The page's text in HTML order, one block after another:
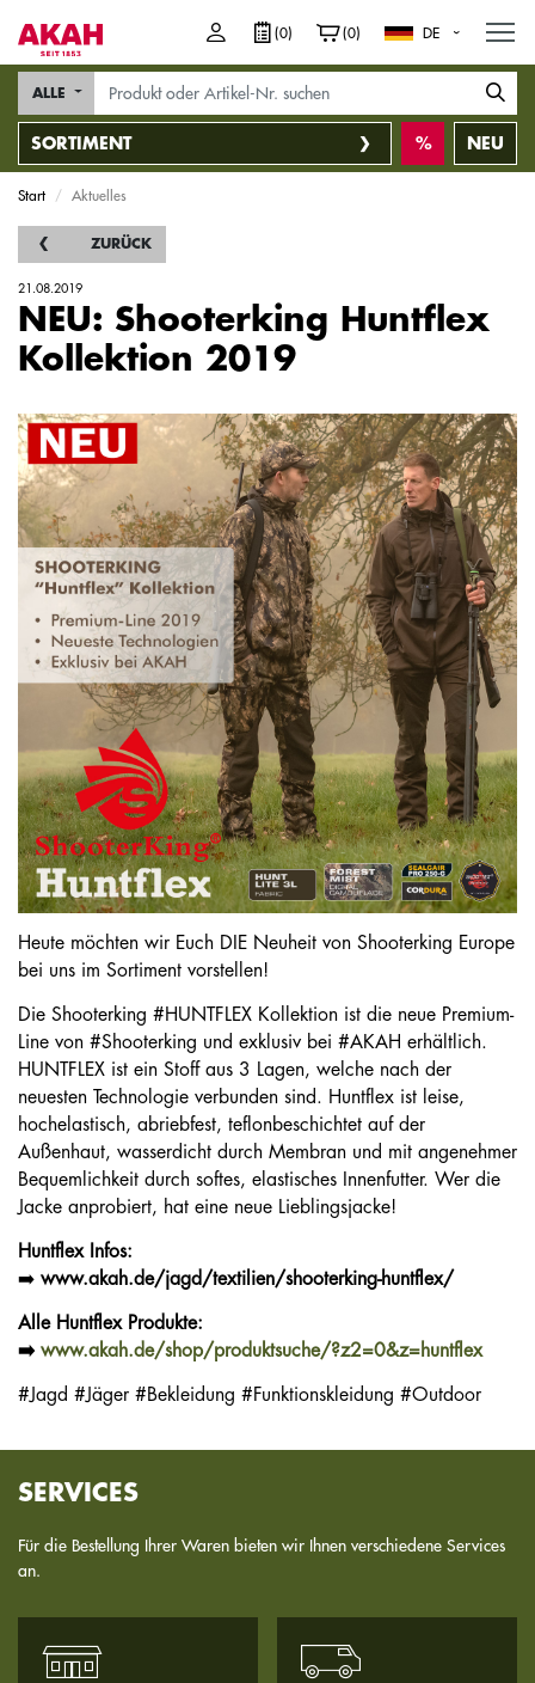
(0) (0) DE
SORTIMENT
ALLE
NEU
Start Aktuelles
ZURÜCK
21.08.2019
NEU: Shooterking Huntflex
Kollektion 2019
Heute möchten wir Euch DIE Neuheit von Shooterking Europe
bei uns im Sortiment vorstellen!
Die Shooterking #HUNTFLEX Kollektion ist die neue Premium-
Line von #Shooterking und exklusiv bei #AKAH erhältlich.
HUNTFLEX ist ein Stoff aus 3 Lagen, welche nach der
neuesten Technologie verbunden sind. Huntflex ist leise,
hochelastisch, abriebfest, teflonbeschichtet auf der
Außenhaut, wasserdicht durch Membran und mit angenehmer
Bequemlichkeit durch softes, elastisches Innenfutter. Wer die
Jacke anprobiert, hat eine neue Lieblingsjacke!
Huntflex Infos:
➡️ www.akah.de/jagd/textilien/shooterking-huntflex/
Alle Huntflex Produkte:
➡️ www.akah.de/shop/produktsuche/?z2=0&z=huntflex
#Jagd #Jäger #Bekleidung #Funktionskleidung #Outdoor
SERVICES
Für die Bestellung Ihrer Waren bieten wir Ihnen verschiedene Services
an.